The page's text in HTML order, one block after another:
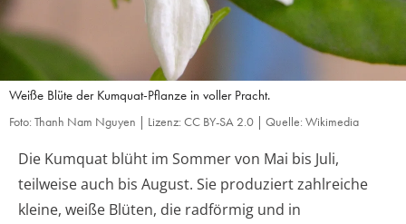
Weiße Blüte der Kumquat-Pflanze in voller Pracht.
Foto: Thanh Nam Nguyen | Lizenz: CC BY-SA 2.0 | Quelle: Wikimedia
Die Kumquat blüht im Sommer von Mai bis Juli,
teilweise auch bis August. Sie produziert zahlreiche
kleine, weiße Blüten, die radförmig und in